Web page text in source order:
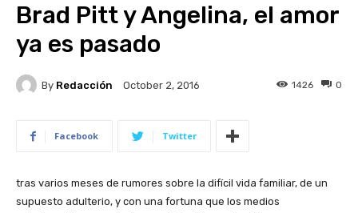
Brad Pitt y Angelina, el amor
ya es pasado
By Redacción October 2, 2016 0
1426
Facebook Twitter
tras varios meses de rumores sobre la difícil vida familiar, de un
supuesto adulterio, y con una fortuna que los medios